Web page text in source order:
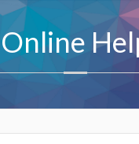
Online